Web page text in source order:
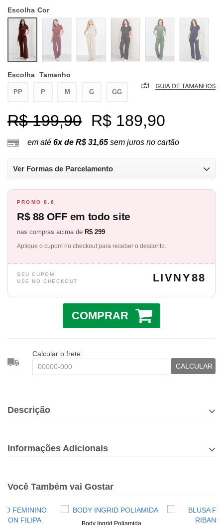
Escolha Cor
Escolha Tamanho
PP P M G GG
R$ 199,90 R$ 189,90
em até 6x de R$ 31,65 sem juros no cartão
Ver Formas de Parcelamento
PROMO 8.8
R$ 88 OFF em todo site
nas compras acima de R$ 299
Aplique o cupom no checkout para receber o desconto.
SEU CUPOM
USE NO CHECKOUT
LIVNY88
COMPRAR
Calcular o frete:
CALCULAR
Descrição
Informações Adicionais
Você Também vai Gostar
Body Ingrid Poliamida